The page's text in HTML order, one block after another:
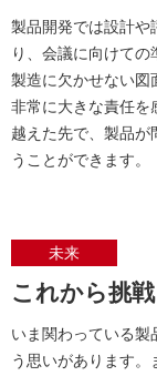
製品開発では設計や
り、会議に向けて
製造に欠かせない図
非常に大きな責任を
越えた先で、製品が
うことができます。
未来
これから挑
いま関わっている
う思いがあります